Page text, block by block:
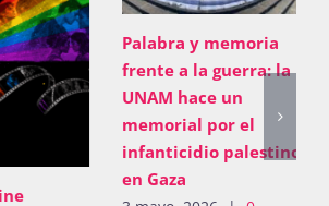
Palabra y memoria
frente a la guerra: la
UNAM hace un
memorial por el
infanticidio palestino
en Gaza